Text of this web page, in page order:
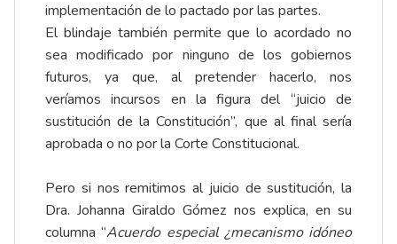
implementación de lo pactado por las partes.
El blindaje también permite que lo acordado no
sea modificado por ninguno de los gobiernos
futuros, ya que, al pretender hacerlo, nos
veríamos incursos en la figura del “juicio de
sustitución de la Constitución”, que al final sería
aprobada o no por la Corte Constitucional.
Pero si nos remitimos al juicio de sustitución, la
Dra. Johanna Giraldo Gómez nos explica, en su
columna “Acuerdo especial ¿mecanismo idóneo